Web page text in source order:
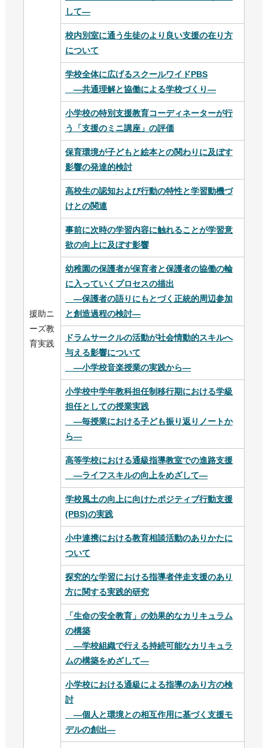
援助ニ
ーズ教
育実践
して—
校内別室に通う生徒のより良い支援の在り方
について
学校全体に広げるスクールワイドPBS
―共通理解と協働による学校づくり―
小学校の特別支援教育コーディネーターが行
う「支援のミニ講座」の評価
保育環境が子どもと絵本との関わりに及ぼす
影響の発達的検討
高校生の認知および行動の特性と学習動機づ
けとの関連
事前に次時の学習内容に触れることが学習意
欲の向上に及ぼす影響
幼稚園の保護者が保育者と保護者の協働の輪
に入っていくプロセスの描出
—保護者の語りにもとづく正統的周辺参加
と創造過程の検討—
ドラムサークルの活動が社会情動的スキルへ
与える影響について
—小学校音楽授業の実践から—
小学校中学年教科担任制移行期における学級
担任としての授業実践
—毎授業における子ども振り返りノートか
ら—
高等学校における通級指導教室での進路支援
—ライフスキルの向上をめざして—
学校風土の向上に向けたポジティブ行動支援
(PBS)の実践
小中連携における教育相談活動のありかたに
ついて
探究的な学習における指導者伴走支援のあり
方に関する実践的研究
「⽣命の安全教育」の効果的なカリキュラム
の構築
―学校組織で⾏える持続可能なカリキュラ
ムの構築をめざして―
小学校における通級による指導のあり方の検
討
—個人と環境との相互作用に基づく支援モ
デルの創出—